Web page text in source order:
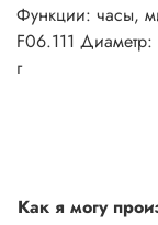
Функции: часы,
F06.111
г
Как я могу